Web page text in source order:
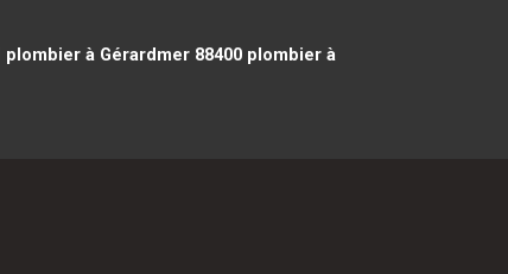
plombier à Gérardmer 88400plombier à